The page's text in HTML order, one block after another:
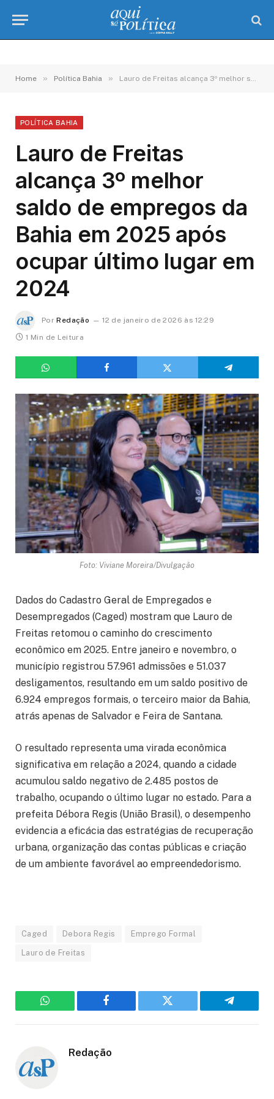
Home » Política Bahia » Lauro de Freitas alcança 3º melhor saldo de empregos da Bahia em 2025 após ocupar último lugar em 2024
POLÍTICA BAHIA
Lauro de Freitas
alcança 3º melhor
saldo de empregos da
Bahia em 2025 após
ocupar último lugar em
2024
Por Redação
12 de janeiro de 2026 às 12:29
1 Min de Leitura
Foto: Viviane Moreira/Divulgação
Dados do Cadastro Geral de Empregados e
Desempregados (Caged) mostram que Lauro de
Freitas retomou o caminho do crescimento
econômico em 2025. Entre janeiro e novembro, o
município registrou 57.961 admissões e 51.037
desligamentos, resultando em um saldo positivo de
6.924 empregos formais, o terceiro maior da Bahia,
atrás apenas de Salvador e Feira de Santana.
O resultado representa uma virada econômica
significativa em relação a 2024, quando a cidade
acumulou saldo negativo de 2.485 postos de
trabalho, ocupando o último lugar no estado. Para a
prefeita Débora Regis (União Brasil), o desempenho
evidencia a eficácia das estratégias de recuperação
urbana, organização das contas públicas e criação
de um ambiente favorável ao empreendedorismo.
Caged Debora Regis Emprego Formal
Lauro de Freitas
WhatsApp Facebook Twitter Telegram
Redação